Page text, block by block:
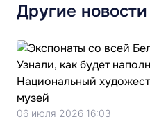
Другие
06 июля 2026 16:03